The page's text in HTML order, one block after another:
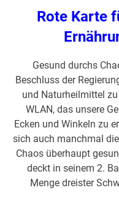
Rote Karte
Gesund durchs
Beschluss der
und Naturheilmittel
WLAN, das unsere
Ecken und Winkeln zu
sich auch manchmal
Chaos überhaupt
deckt in seinem 2.
Menge dreister